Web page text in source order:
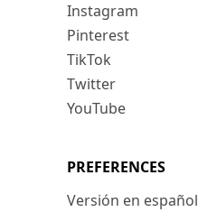
Instagram
Pinterest
TikTok
Twitter
YouTube
PREFERENCES
Versión en español